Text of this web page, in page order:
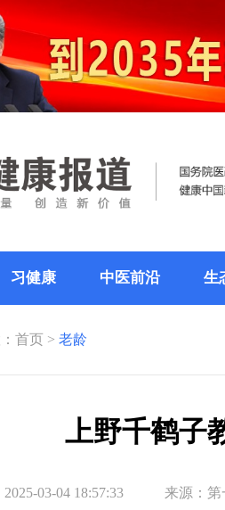
习健康 中医前沿 生
首页 > 老龄
上野千鹤子
2025-03-04 18:57:33 来源：第